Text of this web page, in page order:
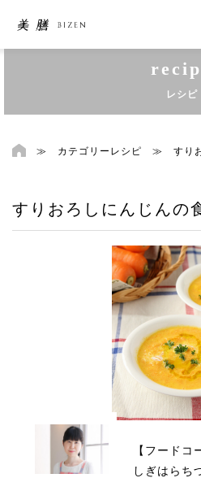
レシピ
≫ カテゴリーレシピ ≫ すり
すりおろしにんじんの
【フードコ
しぎはらち